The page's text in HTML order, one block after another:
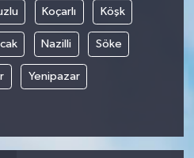
Koçarlı Köşk
Nazilli Söke
Yenipazar